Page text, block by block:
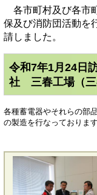
各市町村及び各市
保及び消防団活動を
請しました。
令和7年1月24日
社 三春工場（三
各種蓄電器やそれらの部
の製造を行なっております